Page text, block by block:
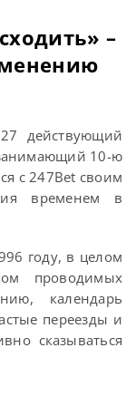
–
действующий
10-ю
с 247Bet своим
временем в
году, в целом
проводимых
календарь
переезды и
сказываться